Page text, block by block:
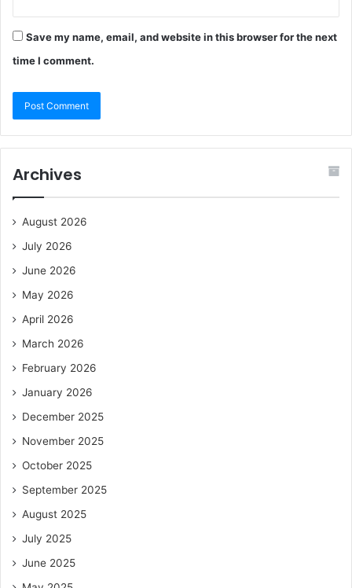
Save my name, email, and website in this browser for the next
time I comment.
Archives
August 2026
July 2026
June 2026
May 2026
April 2026
March 2026
February 2026
January 2026
December 2025
November 2025
October 2025
September 2025
August 2025
July 2025
June 2025